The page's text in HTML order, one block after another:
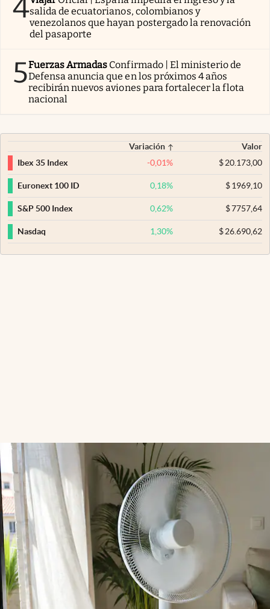
4salida de ecuatorianos, colombianos y
venezolanos que hayan postergado la renovación
del pasaporte
5Fuerzas Armadas Confirmado | El ministerio de
Defensa anuncia que en los próximos 4 años
recibirán nuevos aviones para fortalecer la flota
nacional
Variación
Valor
Ibex 35 Index
-0,01% $20.173,00
Euronext 100 ID 0,18% $1969,10
S&P 500 Index 0,62% $7757,64
Nasdaq 1,30% $26.690,62